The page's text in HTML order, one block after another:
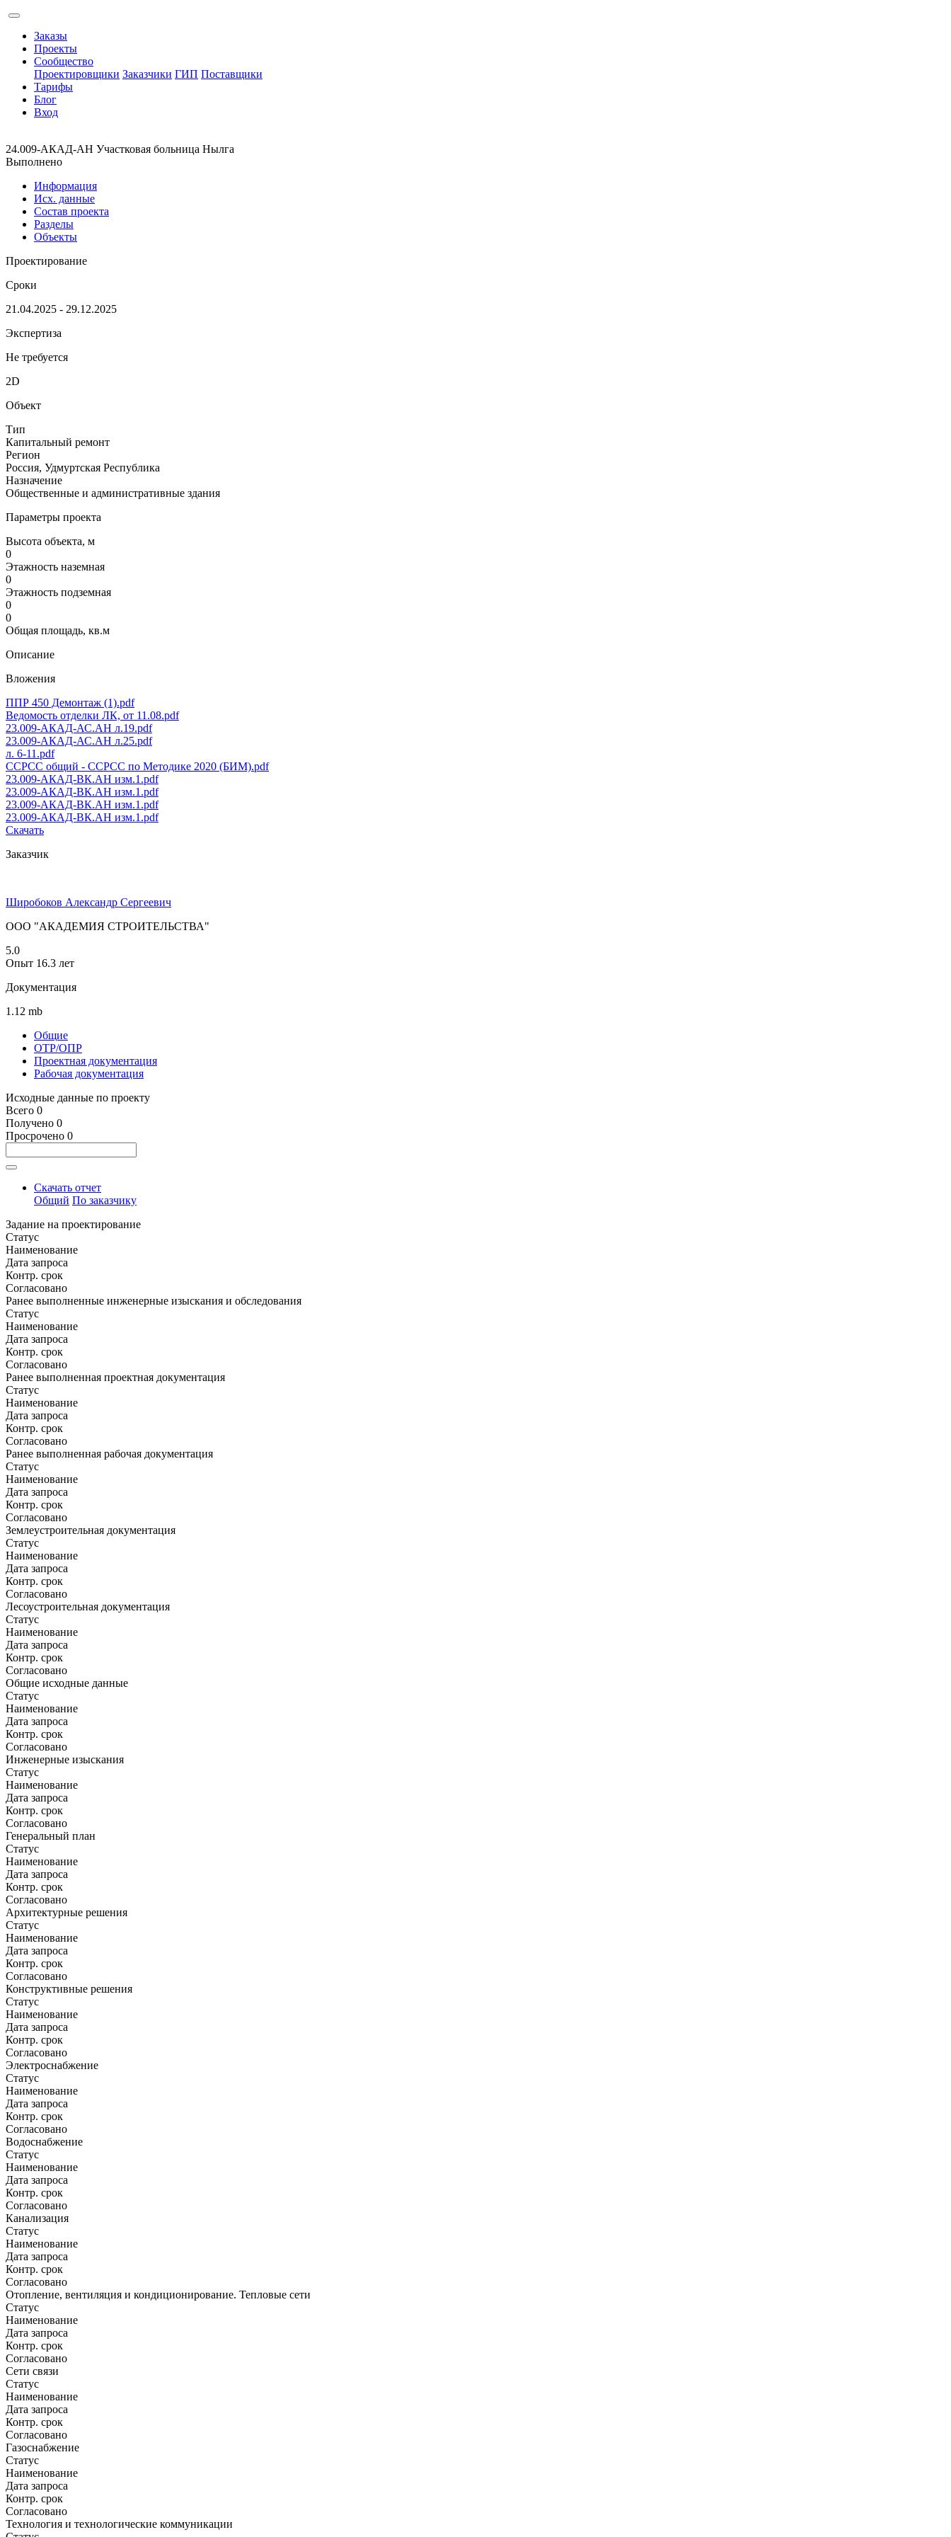
Заказы
Проекты
Сообщество
Проектировщики Заказчики ГИП Поставщики
Тарифы
Блог
Вход
24.009-АКАД-АН Участковая больница Нылга
Выполнено
Информация
Исх. данные
Состав проекта
Разделы
Объекты
Проектирование
Сроки
21.04.2025 - 29.12.2025
Экспертиза
Не требуется
2D
Объект
Тип
Капитальный ремонт
Регион
Россия, Удмуртская Республика
Назначение
Общественные и административные здания
Параметры проекта
Высота объекта, м
0
Этажность наземная
0
Этажность подземная
0
0
Общая площадь, кв.м
Описание
Вложения
ППР 450 Демонтаж (1).pdf
Ведомость отделки ЛК, от 11.08.pdf
23.009-АКАД-АС.АН л.19.pdf
23.009-АКАД-АС.АН л.25.pdf
л. 6-11.pdf
ССРСС общий - ССРСС по Методике 2020 (БИМ).pdf
23.009-АКАД-ВК.АН изм.1.pdf
23.009-АКАД-ВК.АН изм.1.pdf
23.009-АКАД-ВК.АН изм.1.pdf
23.009-АКАД-ВК.АН изм.1.pdf
Скачать
Заказчик
Широбоков Александр Сергеевич
ООО "АКАДЕМИЯ СТРОИТЕЛЬСТВА"
5.0
Опыт 16.3 лет
Документация
1.12 mb
Общие
ОТР/ОПР
Проектная документация
Рабочая документация
Исходные данные по проекту
Всего 0
Получено 0
Просрочено 0
Скачать отчет
Общий По заказчику
Задание на проектирование
Статус
Наименование
Дата запроса
Контр. срок
Согласовано
Ранее выполненные инженерные изыскания и обследования
Статус
Наименование
Дата запроса
Контр. срок
Согласовано
Ранее выполненная проектная документация
Статус
Наименование
Дата запроса
Контр. срок
Согласовано
Ранее выполненная рабочая документация
Статус
Наименование
Дата запроса
Контр. срок
Согласовано
Землеустроительная документация
Статус
Наименование
Дата запроса
Контр. срок
Согласовано
Лесоустроительная документация
Статус
Наименование
Дата запроса
Контр. срок
Согласовано
Общие исходные данные
Статус
Наименование
Дата запроса
Контр. срок
Согласовано
Инженерные изыскания
Статус
Наименование
Дата запроса
Контр. срок
Согласовано
Генеральный план
Статус
Наименование
Дата запроса
Контр. срок
Согласовано
Архитектурные решения
Статус
Наименование
Дата запроса
Контр. срок
Согласовано
Конструктивные решения
Статус
Наименование
Дата запроса
Контр. срок
Согласовано
Электроснабжение
Статус
Наименование
Дата запроса
Контр. срок
Согласовано
Водоснабжение
Статус
Наименование
Дата запроса
Контр. срок
Согласовано
Канализация
Статус
Наименование
Дата запроса
Контр. срок
Согласовано
Отопление, вентиляция и кондиционирование. Тепловые сети
Статус
Наименование
Дата запроса
Контр. срок
Согласовано
Сети связи
Статус
Наименование
Дата запроса
Контр. срок
Согласовано
Газоснабжение
Статус
Наименование
Дата запроса
Контр. срок
Согласовано
Технология и технологические коммуникации